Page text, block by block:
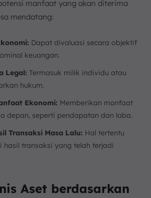
manfaat yang akan diterima
mendatang:
Dapat divaluasi secara objektif
keuangan.
Legal: Termasuk milik individu atau
hukum.
Ekonomi: Memberikan manfaat
depan, seperti pendapatan dan laba.
Transaksi Masa Lalu: Hal tertentu
transaksi yang telah terjadi
Aset berdasarkan